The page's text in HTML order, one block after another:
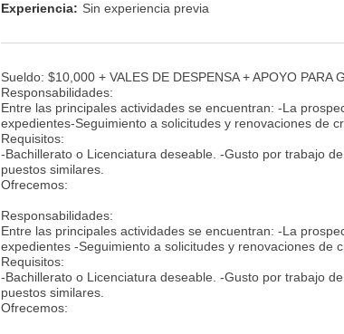
Experiencia: Sin experiencia previa
Sueldo: $10,000 + VALES DE DESPENSA + APOYO PARA
Responsabilidades:
Entre las principales actividades se encuentran: -La
expedientes-Seguimiento a solicitudes y renovaciones de
Requisitos:
-Bachillerato o Licenciatura deseable. -Gusto por trabajo
puestos similares.
Ofrecemos:
Responsabilidades:
Entre las principales actividades se encuentran: -La
expedientes -Seguimiento a solicitudes y renovaciones de
Requisitos:
-Bachillerato o Licenciatura deseable. -Gusto por trabajo
puestos similares.
Ofrecemos: